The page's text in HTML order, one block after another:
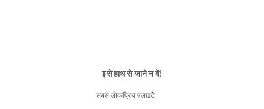
इसे हाथ से जाने न दें!
सबसे लोकप्रिय फ़्लाइटें